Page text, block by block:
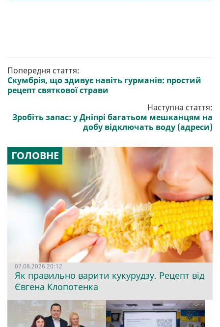
Попередня стаття:
Скумбрія, що здивує навіть гурманів: простий
рецепт святкової страви
Наступна стаття:
Зробіть запас: у Дніпрі багатьом мешканцям на
добу відключать воду (адреси)
ГОЛОВНЕ
07.08.2026 20:12
Як правильно варити кукурудзу. Рецепт від
Євгена Клопотенка